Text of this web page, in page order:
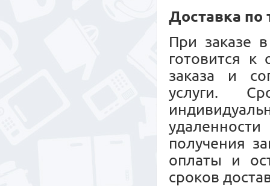
Доставка по
При заказе
готовится
заказа и
услуги.
получения
оплаты и
сроков